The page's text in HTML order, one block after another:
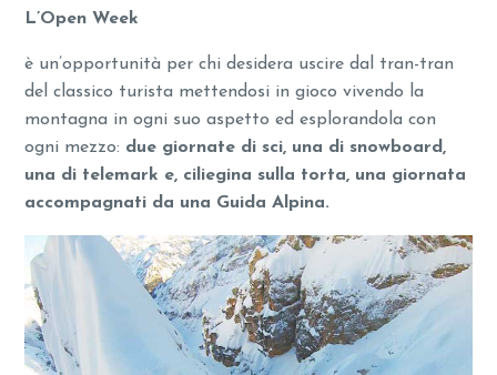
L’Open Week
è un’opportunità per chi desidera uscire dal tran-tran
del classico turista mettendosi in gioco vivendo la
montagna in ogni suo aspetto ed esplorandola con
ogni mezzo: due giornate di sci, una di snowboard,
una di telemark e, ciliegina sulla torta, una giornata
accompagnati da una Guida Alpina.